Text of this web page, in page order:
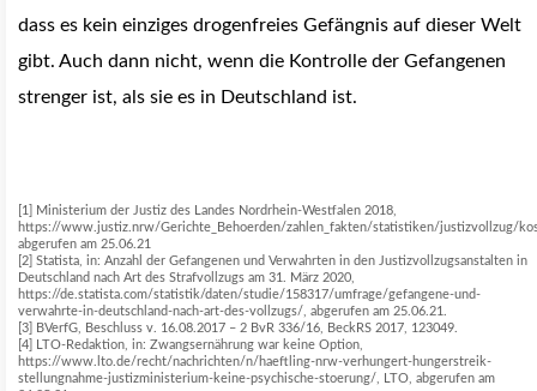
dass es kein einziges drogenfreies Gefängnis auf dieser Welt
gibt. Auch dann nicht, wenn die Kontrolle der Gefangenen
strenger ist, als sie es in Deutschland ist.
[1] Ministerium der Justiz des Landes Nordrhein-Westfalen 2018,
https://www.justiz.nrw/Gerichte_Behoerden/zahlen_fakten/statistiken/justizvollzug/
abgerufen am 25.06.21
[2] Statista, in: Anzahl der Gefangenen und Verwahrten in den Justizvollzugsanstalten in
Deutschland nach Art des Strafvollzugs am 31. März 2020,
https://de.statista.com/statistik/daten/studie/158317/umfrage/gefangene-und-
verwahrte-in-deutschland-nach-art-des-vollzugs/, abgerufen am 25.06.21.
[3] BVerfG, Beschluss v. 16.08.2017 – 2 BvR 336/16, BeckRS 2017, 123049.
[4] LTO-Redaktion, in: Zwangsernährung war keine Option,
https://www.lto.de/recht/nachrichten/n/haeftling-nrw-verhungert-hungerstreik-
stellungnahme-justizministerium-keine-psychische-stoerung/, LTO, abgerufen am